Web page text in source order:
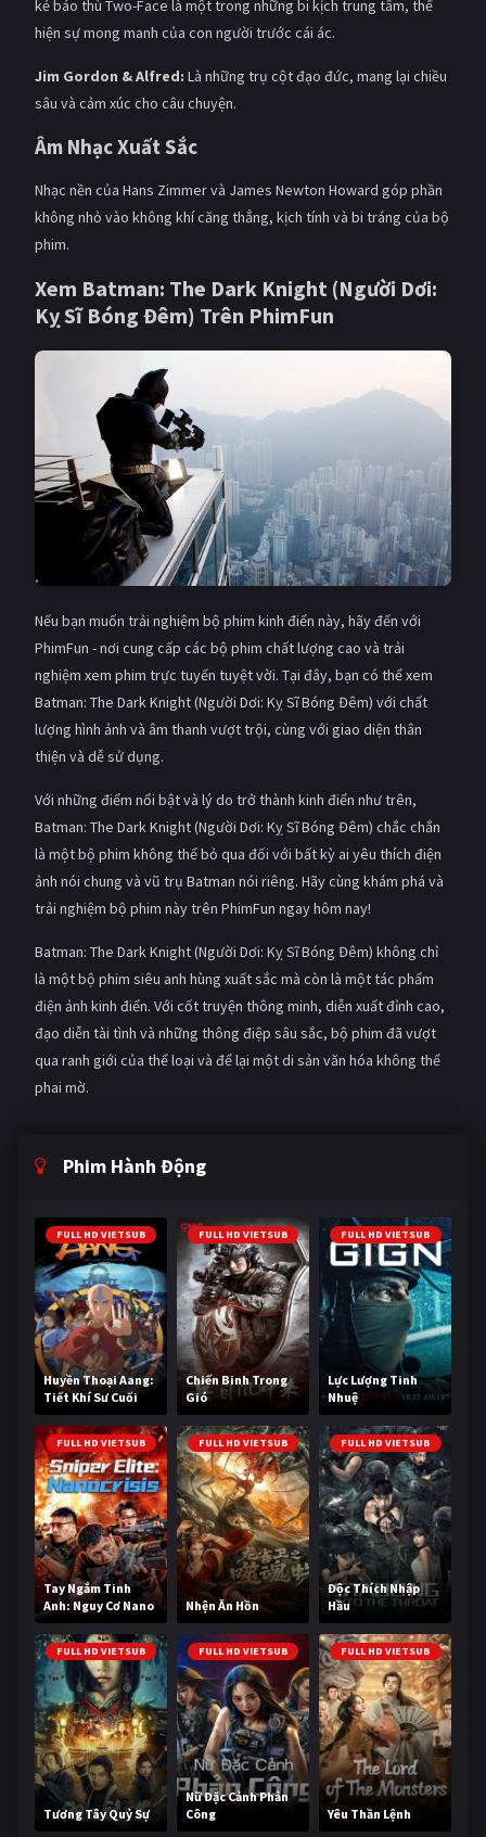
kẻ báo thù Two-Face là một trong những bi kịch trung tâm, thể
hiện sự mong manh của con người trước cái ác.
Jim Gordon & Alfred: Là những trụ cột đạo đức, mang lại chiều
sâu và cảm xúc cho câu chuyện.
Âm Nhạc Xuất Sắc
Nhạc nền của Hans Zimmer và James Newton Howard góp phần
không nhỏ vào không khí căng thẳng, kịch tính và bi tráng của bộ
phim.
Xem Batman: The Dark Knight (Người Dơi:
Kỵ Sĩ Bóng Đêm) Trên PhimFun
Nếu bạn muốn trải nghiệm bộ phim kinh điển này, hãy đến với
PhimFun - nơi cung cấp các bộ phim chất lượng cao và trải
nghiệm xem phim trực tuyến tuyệt vời. Tại đây, bạn có thể xem
Batman: The Dark Knight (Người Dơi: Kỵ Sĩ Bóng Đêm) với chất
lượng hình ảnh và âm thanh vượt trội, cùng với giao diện thân
thiện và dễ sử dụng.
Với những điểm nổi bật và lý do trở thành kinh điển như trên,
Batman: The Dark Knight (Người Dơi: Kỵ Sĩ Bóng Đêm) chắc chắn
là một bộ phim không thể bỏ qua đối với bất kỳ ai yêu thích điện
ảnh nói chung và vũ trụ Batman nói riêng. Hãy cùng khám phá và
trải nghiệm bộ phim này trên PhimFun ngay hôm nay!
Batman: The Dark Knight (Người Dơi: Kỵ Sĩ Bóng Đêm) không chỉ
là một bộ phim siêu anh hùng xuất sắc mà còn là một tác phẩm
điện ảnh kinh điển. Với cốt truyện thông minh, diễn xuất đỉnh cao,
đạo diễn tài tình và những thông điệp sâu sắc, bộ phim đã vượt
qua ranh giới của thể loại và để lại một di sản văn hóa không thể
phai mờ.
Phim Hành Động
FULL HD VIETSUB
Huyền Thoại Aang:
Tiết Khí Sư Cuối
Cùng
FULL HD VIETSUB
Chiến Binh Trong
Gió
FULL HD VIETSUB
Lực Lượng Tinh
Nhuệ
FULL HD VIETSUB
Tay Ngắm Tinh
Anh: Nguy Cơ Nano
FULL HD VIETSUB
Nhện Ăn Hồn
FULL HD VIETSUB
Độc Thích Nhập
Hầu
FULL HD VIETSUB
Tương Tây Quỷ Sự
FULL HD VIETSUB
Nữ Đặc Cảnh Phản
Công
FULL HD VIETSUB
Yêu Thần Lệnh